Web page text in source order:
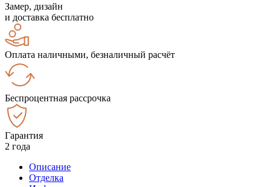
Замер, дизайн
и доставка бесплатно
Оплата наличными, безналичный расчёт
Беспроцентная рассрочка
Гарантия
2 года
Описание
Отделка